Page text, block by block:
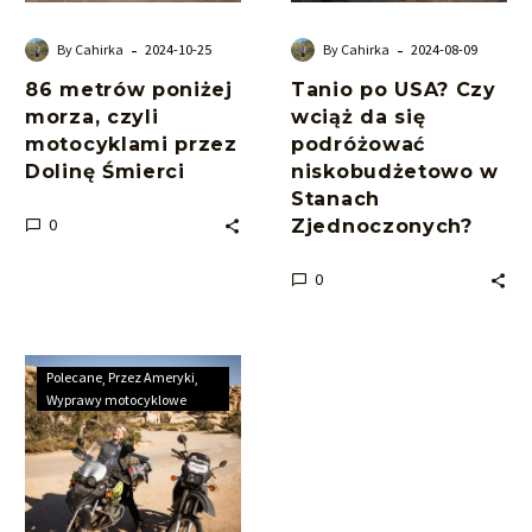
Dolinę
By Cahirka - 2024-10-25
86 metrów poniżej
morza, czyli
motocyklami przez
Dolinę Śmierci
0
podróżować
Stanach
Zjednoczonych?
By Cahirka - 2024-08-09
Tanio po USA? Czy
wciąż da się
podróżować
niskobudżetowo w
Stanach
Zjednoczonych?
0
Joshua
Tree
Park
–
nasze
pierwsze
Polecane Przez Ameryki
Wyprawy motocyklowe